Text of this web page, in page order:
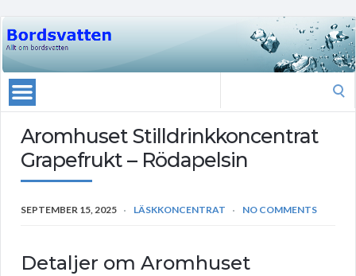
Aromhuset Stilldrinkkoncentrat
Grapefrukt – Rödapelsin
SEPTEMBER 15, 2025 LÄSKKONCENTRAT NO COMMENTS
Detaljer om Aromhuset